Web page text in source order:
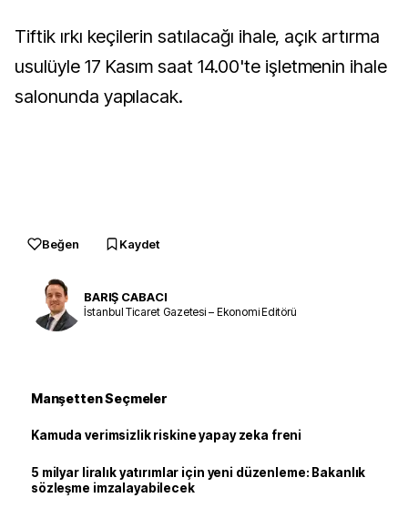
Tiftik ırkı keçilerin satılacağı ihale, açık artırma
usulüyle 17 Kasım saat 14.00'te işletmenin ihale
salonunda yapılacak.
Beğen Kaydet
BARIŞ CABACI
İstanbul Ticaret Gazetesi – Ekonomi Editörü
Manşetten Seçmeler
Kamuda verimsizlik riskine yapay zeka freni
5 milyar liralık yatırımlar için yeni düzenleme: Bakanlık
sözleşme imzalayabilecek